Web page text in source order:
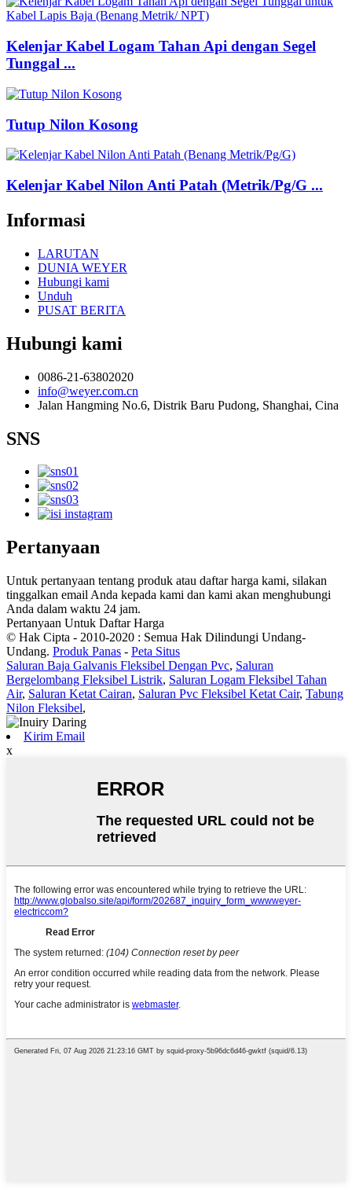
Kelenjar Kabel Logam Tahan Api dengan Segel
Tunggal ...
Tutup Nilon Kosong
Kelenjar Kabel Nilon Anti Patah (Metrik/Pg/G ...
Informasi
LARUTAN
DUNIA WEYER
Hubungi kami
Unduh
PUSAT BERITA
Hubungi kami
0086-21-63802020
info@weyer.com.cn
Jalan Hangming No.6, Distrik Baru Pudong, Shanghai, Cina
SNS
Pertanyaan
Untuk pertanyaan tentang produk atau daftar harga kami, silakan
tinggalkan email Anda kepada kami dan kami akan menghubungi
Anda dalam waktu 24 jam.
Pertanyaan Untuk Daftar Harga
© Hak Cipta - 2010-2020 : Semua Hak Dilindungi Undang-
Undang. Produk Panas - Peta Situs
Saluran Baja Galvanis Fleksibel Dengan Pvc, Saluran
Bergelombang Fleksibel Listrik, Saluran Logam Fleksibel Tahan
Air, Saluran Ketat Cairan, Saluran Pvc Fleksibel Ketat Cair, Tabung
Nilon Fleksibel,
Kirim Email
x